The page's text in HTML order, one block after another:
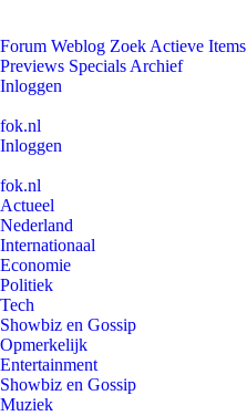
Forum Weblog Zoek Actieve Items
Previews Specials Archief
Inloggen
fok.nl
Inloggen
fok.nl
Actueel
Nederland
Internationaal
Economie
Politiek
Tech
Showbiz en Gossip
Opmerkelijk
Entertainment
Showbiz en Gossip
Muziek